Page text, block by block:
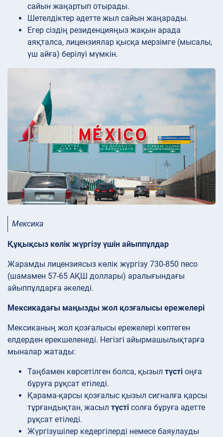
сайын жаңартып отырады.
Шетелдіктер әдетте жыл сайын жаңарады.
Егер сіздің резиденцияңыз жақын арада
аяқталса, лицензиялар қысқа мерзімге (мысалы,
үш айға) берілуі мүмкін.
Мексика
Құқықсыз көлік жүргізу үшін айыппұлдар
Жарамды лицензиясыз көлік жүргізу 730-850 песо
(шамамен 57-65 АҚШ доллары) аралығындағы
айыппұлдарға әкеледі.
Мексикадағы маңызды жол қозғалысы ережелері
Мексиканың жол қозғалысы ережелері көптеген
елдерден ерекшеленеді. Негізгі айырмашылықтарға
мыналар жатады:
Таңбамен көрсетілген болса, қызыл түсті оңға
бұруға рұқсат етіледі.
Қарама-қарсы қозғалыс қызыл сигналға қарсы
тұрғандықтан, жасыл түсті солға бұруға әдетте
рұқсат етіледі.
Жүргізушілер кедергілерді немесе баяулауды